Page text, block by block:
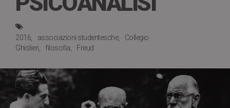
2016 associazioni studentesche
Collegio
Ghislieri
filosofia Freud